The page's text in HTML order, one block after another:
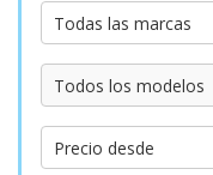
Marca
Todas las marcas
Modelo
Todos los modelos
Precio
desde
Precio desde